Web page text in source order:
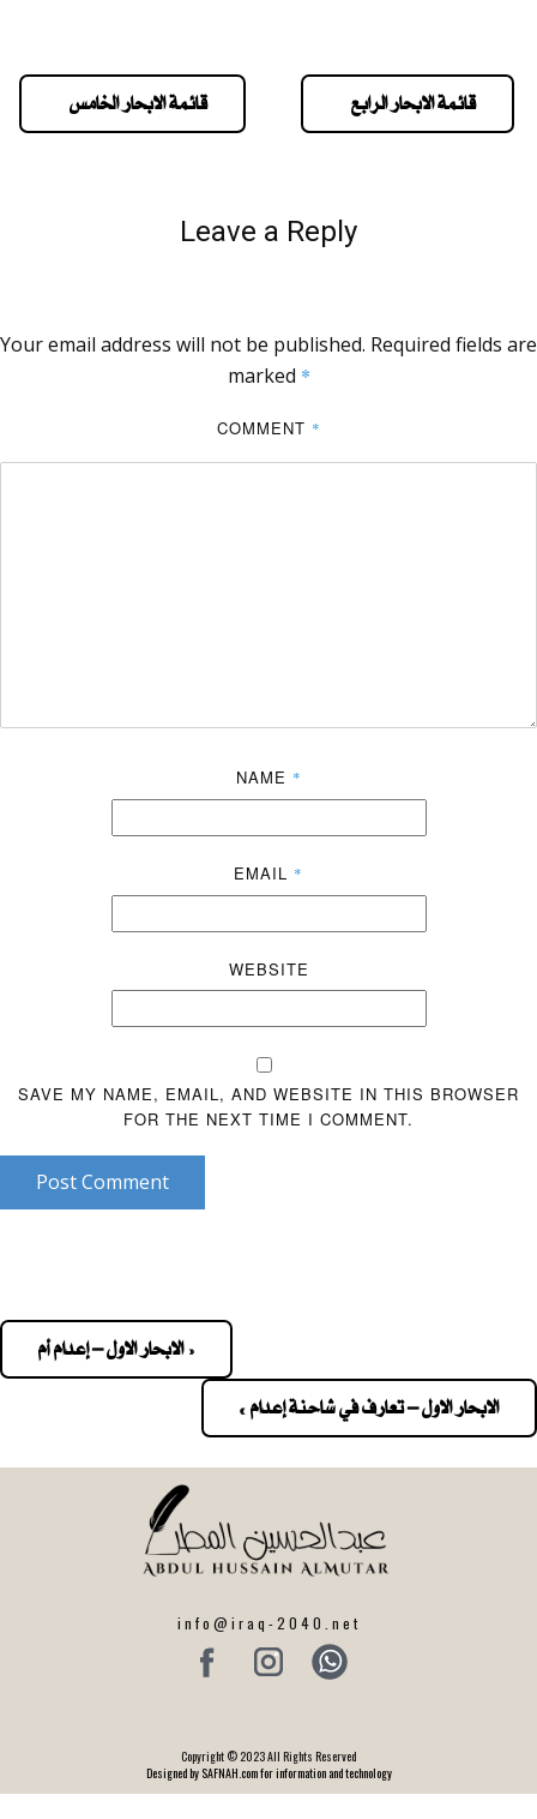
قائمة الابحار الخامس قائمة الابحار الرابع
Leave a Reply
Your email address will not be published. Required fields are
marked *
COMMENT *
NAME *
EMAIL *
WEBSITE
SAVE MY NAME, EMAIL, AND WEBSITE IN THIS BROWSER
FOR THE NEXT TIME I COMMENT.
Post Comment
navigation
« الابحار الاول – إعدام أم
الابحار الاول – تعارف في شاحنة إعدام »
info@iraq-2040.net
Copyright © 2023 All Rights Reserved
Designed by SAFNAH.com for information and technology